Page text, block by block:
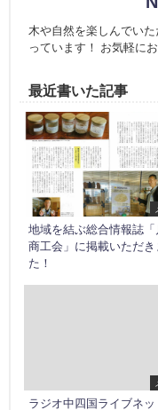
木や自然を楽しんでい
っています！ お気軽に
最近書いた記事
地域を結ぶ総合情報誌「
商工会」に掲載いただき
た！
ラジオ中四国ライブネッ